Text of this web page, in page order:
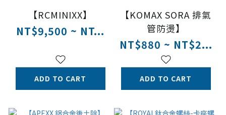
【RCMINIXX】
NT$9,500 ~ NT...
ADD TO CART
【KOMAX SORA 排氣
管防燙】
NT$880 ~ NT$2...
ADD TO CART